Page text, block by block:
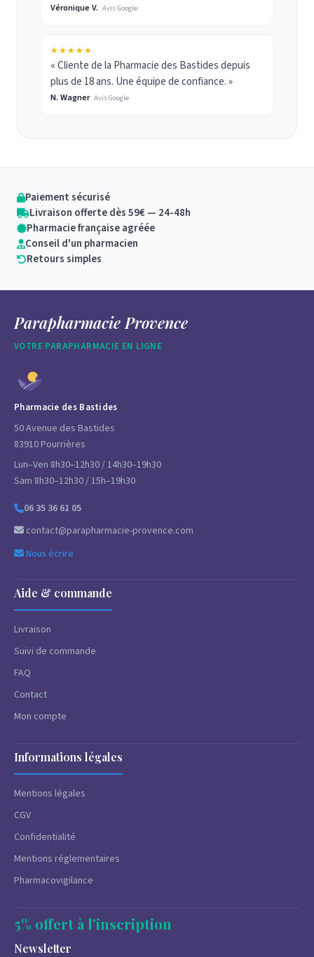
Véronique V. Avis Google
★★★★★
« Cliente de la Pharmacie des Bastides depuis
plus de 18 ans. Une équipe de confiance. »
N. Wagner Avis Google
Paiement sécurisé
Livraison offerte dès 59€ — 24-48h
Pharmacie française agréée
Conseil d'un pharmacien
Retours simples
Parapharmacie Provence
VOTRE PARAPHARMACIE EN LIGNE
Pharmacie des Bastides
50 Avenue des Bastides
83910 Pourrières
Lun–Ven 8h30–12h30 / 14h30–19h30
Sam 8h30–12h30 / 15h–19h30
06 35 36 61 05
contact@parapharmacie-provence.com
Nous écrire
Aide & commande
Livraison
Suivi de commande
FAQ
Contact
Mon compte
Informations légales
Mentions légales
CGV
Confidentialité
Mentions réglementaires
Pharmacovigilance
5% offert à l'inscription
Newsletter